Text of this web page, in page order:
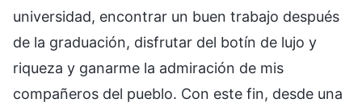
universidad, encontrar un buen trabajo después
de la graduación, disfrutar del botín de lujo y
riqueza y ganarme la admiración de mis
compañeros del pueblo. Con este fin, desde una